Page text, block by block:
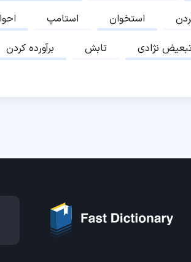
استامپ استخوان
برآورده کردن تابش نژادی